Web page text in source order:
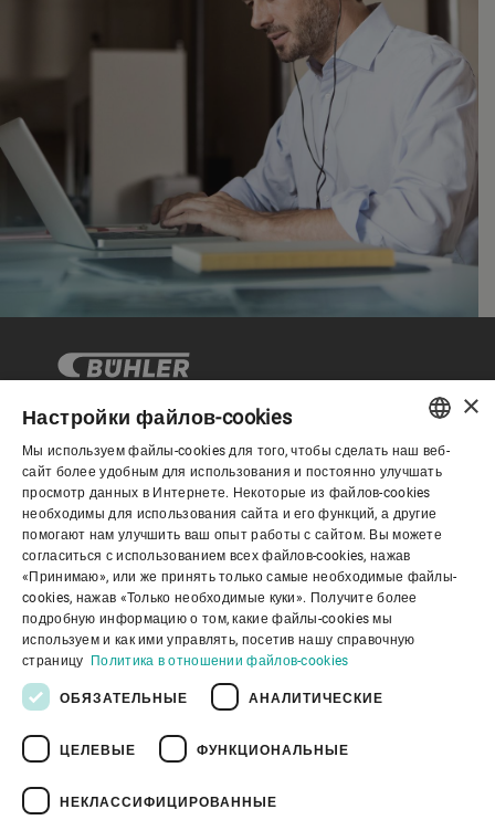
Корпоративное управление
О нас
Полезные ссылки
Политика конфиденциальности
Youtube Privacy Policy
ENGLISH
SPANISH
GERMAN
FRENCH
PORTUGUESE
×
Настройки файлов-cookies
Мы используем файлы-cookies для того, чтобы сделать наш веб-
сайт более удобным для использования и постоянно улучшать
просмотр данных в Интернете. Некоторые из файлов-cookies
необходимы для использования сайта и его функций, а другие
помогают нам улучшить ваш опыт работы с сайтом. Вы можете
согласиться с использованием всех файлов-cookies, нажав
«Принимаю», или же принять только самые необходимые файлы-
cookies, нажав «Только необходимые куки». Получите более
подробную информацию о том, какие файлы-cookies мы
используем и как ими управлять, посетив нашу справочную
страницу Политика в отношении файлов-cookies
ОБЯЗАТЕЛЬНЫЕ АНАЛИТИЧЕСКИЕ
ЦЕЛЕВЫЕ ФУНКЦИОНАЛЬНЫЕ
НЕКЛАССИФИЦИРОВАННЫЕ